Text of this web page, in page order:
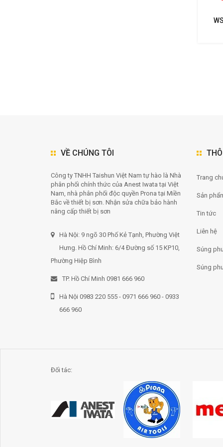
VỀ CHÚNG TÔI
Công ty TNHH Taishun Việt Nam tự hào là Nhà
phân phối chính thức của Anest Iwata tại Việt
Nam, nhà phân phối độc quyền Prona tại Miền
Bắc về thiết bị sơn. Nhận sửa chữa bảo hành
nâng cấp thiết bị sơn
Hà Nội: 9 ngõ 30 Phố Kẻ Tạnh, Phường Việt
Hưng. Hồ Chí Minh: 6/4 Đường số 15 KP10,
Phường Hiệp Bình
TP. Hồ Chí Minh 0981 666 960
Hà Nội 0983 220 555 - 0971 666 960 - 0933
666 960
Trang
Sản
Tin tức
Liên hệ
Súng
Súng
Đối tác: